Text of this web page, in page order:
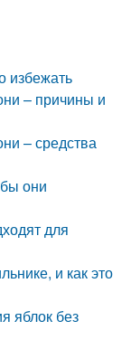
избежать
– причины и
– средства
они
для
и как это
яблок без